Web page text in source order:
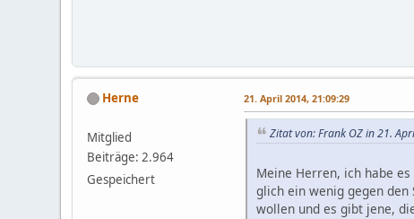
Herne
Mitglied
Beiträge: 2.964
Gespeichert
21. April 2014, 21:09:29
Zitat von: Frank OZ in 21.
Meine Herren, ich habe
glich ein wenig gegen
wollen und es gibt jene,